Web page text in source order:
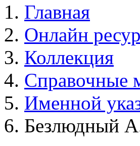
Главная
Онлайн
Коллекция
Справочные
Именной
Безлюдный